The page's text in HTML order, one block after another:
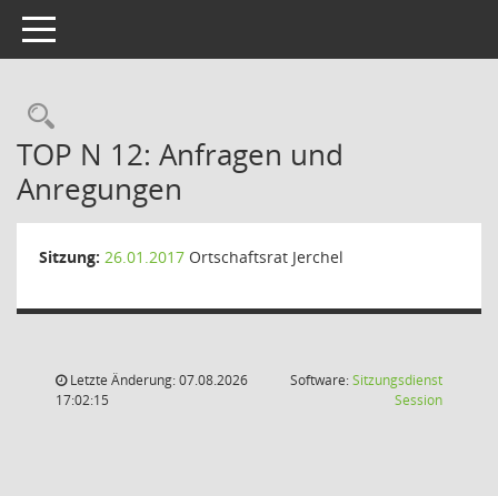
Toggle navigation
Rechercheauswahl
TOP N 12: Anfragen und
Anregungen
Sitzung: 26.01.2017 Ortschaftsrat Jerchel
Letzte Änderung: 07.08.2026
17:02:15
Software:Sitzungsdienst
Session(Wird in